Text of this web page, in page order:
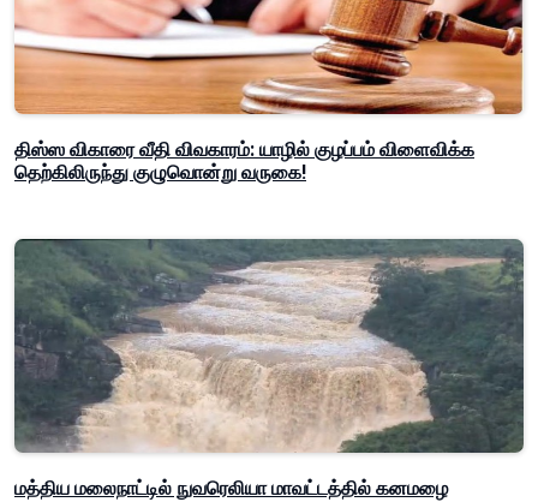
திஸ்ஸ விகாரை வீதி விவகாரம்: யாழில் குழப்பம் விளைவிக்க
தெற்கிலிருந்து குழுவொன்று வருகை!
மத்திய மலைநாட்டில் நுவரெலியா மாவட்டத்தில் கனமழை